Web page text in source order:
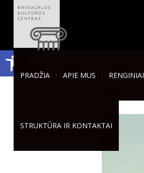
Open toolbar
PRADŽIA APIE MUS RENGINIAI
STRUKTŪRA IR KONTAKTAI